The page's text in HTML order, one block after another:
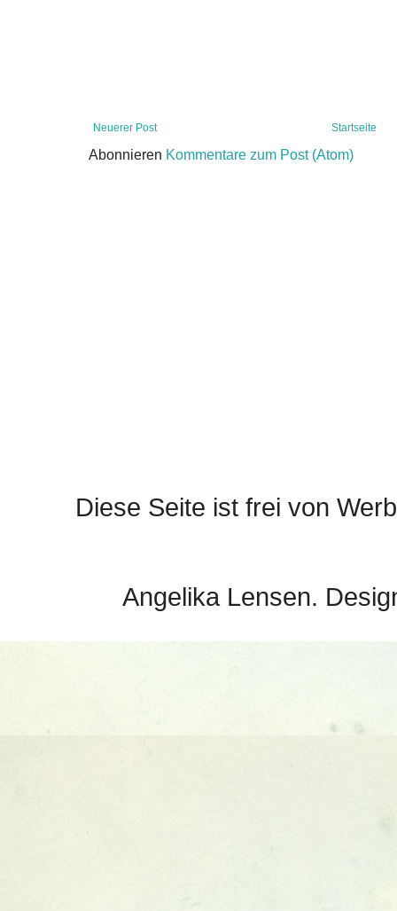
Neuerer Post Startseite
Abonnieren Kommentare zum Post (Atom)
Diese Seite ist frei von
Angelika Lensen.